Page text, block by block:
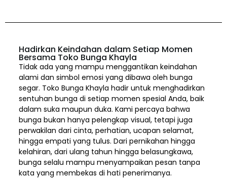
Hadirkan Keindahan dalam Setiap Momen
Bersama Toko Bunga Khayla
Tidak ada yang mampu menggantikan keindahan
alami dan simbol emosi yang dibawa oleh bunga
segar. Toko Bunga Khayla hadir untuk menghadirkan
sentuhan bunga di setiap momen spesial Anda, baik
dalam suka maupun duka. Kami percaya bahwa
bunga bukan hanya pelengkap visual, tetapi juga
perwakilan dari cinta, perhatian, ucapan selamat,
hingga empati yang tulus. Dari pernikahan hingga
kelahiran, dari ulang tahun hingga belasungkawa,
bunga selalu mampu menyampaikan pesan tanpa
kata yang membekas di hati penerimanya.